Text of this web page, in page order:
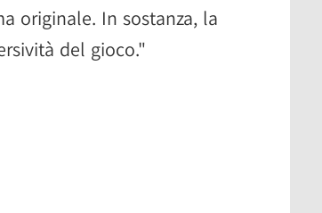
originale. In sostanza, la
del gioco."